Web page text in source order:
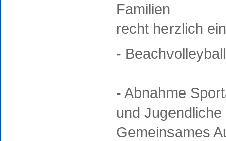
Familien
recht herzlich
-
- Abnahme
und Jugendliche
Gemeinsames